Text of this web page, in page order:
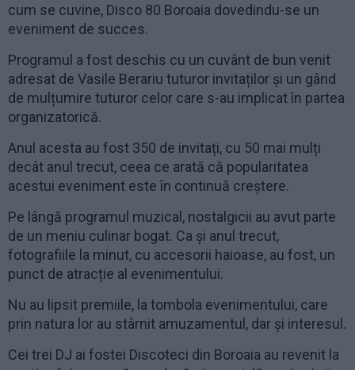
cum se cuvine, Disco 80 Boroaia dovedindu-se un
eveniment de succes.
Programul a fost deschis cu un cuvânt de bun venit
adresat de Vasile Berariu tuturor invitaților și un gând
de mulțumire tuturor celor care s-au implicat în partea
organizatorică.
Anul acesta au fost 350 de invitați, cu 50 mai mulți
decât anul trecut, ceea ce arată că popularitatea
acestui eveniment este în continuă creștere.
Pe lângă programul muzical, nostalgicii au avut parte
de un meniu culinar bogat. Ca și anul trecut,
fotografiile la minut, cu accesorii haioase, au fost, un
punct de atracție al evenimentului.
Nu au lipsit premiile, la tombola evenimentului, care
prin natura lor au stârnit amuzamentul, dar și interesul.
Cei trei DJ ai fostei Discoteci din Boroaia au revenit la